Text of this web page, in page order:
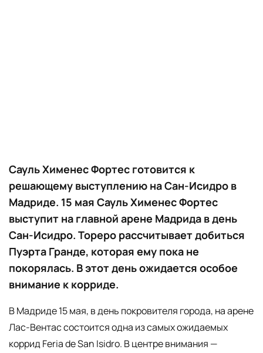
Сауль Хименес Фортеc готовится к
решающему выступлению на Сан-Исидро в
Мадриде. 15 мая Сауль Хименес Фортеc
выступит на главной арене Мадрида в день
Сан-Исидро. Тореро рассчитывает добиться
Пуэрта Гранде, которая ему пока не
покорялась. В этот день ожидается особое
внимание к корриде.
В Мадриде 15 мая, в день покровителя города, на арене
Лас-Вентас состоится одна из самых ожидаемых
коррид Feria de San Isidro. В центре внимания —